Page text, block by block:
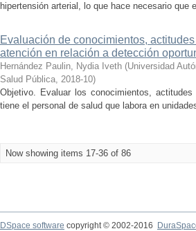
hipertensión arterial, lo que hace necesario
Evaluación de conocimientos,
atención en relación a detección
Hernández Paulin, Nydia Iveth (Universidad
Salud Pública, 2018-10)
Objetivo. Evaluar los conocimientos,
tiene el personal de salud que labora en
Now showing items 17-36 of 86
DSpace software copyright © 2002-2016